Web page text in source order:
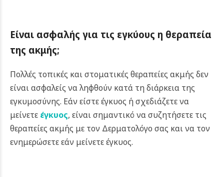
Είναι ασφαλής για τις εγκύους η θεραπεία
της ακμής;
Πολλές τοπικές και στοματικές θεραπείες ακμής δεν
είναι ασφαλείς να ληφθούν κατά τη διάρκεια της
εγκυμοσύνης. Εάν είστε έγκυος ή σχεδιάζετε να
μείνετε έγκυος, είναι σημαντικό να συζητήσετε τις
θεραπείες ακμής με τον Δερματολόγο σας και να τον
ενημερώσετε εάν μείνετε έγκυος.